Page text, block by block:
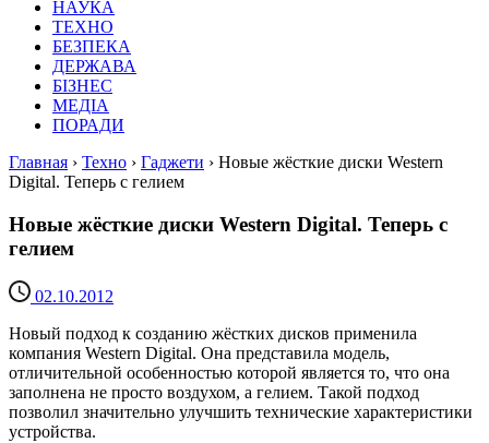
НАУКА
ТЕХНО
БЕЗПЕКА
ДЕРЖАВА
БІЗНЕС
МЕДІА
ПОРАДИ
Главная › Техно › Гаджети › Новые жёсткие диски Western
Digital. Теперь с гелием
Новые жёсткие диски Western Digital. Теперь с
гелием
02.10.2012
Новый подход к созданию жёстких дисков применила
компания Western Digital. Она представила модель,
отличительной особенностью которой является то, что она
заполнена не просто воздухом, а гелием. Такой подход
позволил значительно улучшить технические характеристики
устройства.